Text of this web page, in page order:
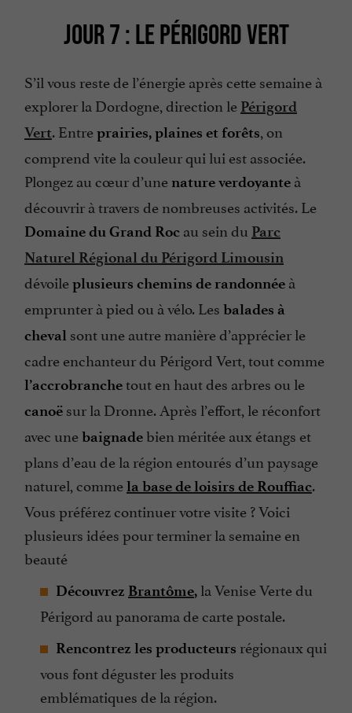
JOUR 7 : LE PÉRIGORD VERT
S’il vous reste de l’énergie après cette semaine à
explorer la Dordogne, direction le Périgord
Vert. Entreprairies, plaines et forêts, on
comprend vite la couleur qui lui est associée.
Plongez au cœur d’une nature verdoyante à
découvrir à travers de nombreuses activités. Le
Domaine du Grand Roc au sein du Parc
Naturel Régional du Périgord Limousin
dévoileplusieurs chemins de randonnée à
emprunter à pied ou à vélo. Les balades à
cheval sont une autre manière d’apprécier le
cadre enchanteur du Périgord Vert, tout comme
l’accrobranchetout en haut des arbres ou le
canoë sur la Dronne. Après l’effort, le réconfort
avec unebaignade bien méritée aux étangs et
plans d’eau de la région entourés d’un paysage
naturel, commela base de loisirs de Rouffiac.
Vous préférez continuer votre visite ? Voici
plusieurs idées pour terminer la semaine en
beauté
Découvrez Brantôme, la Venise Verte du
Périgord au panorama de carte postale.
Rencontrez les producteurs régionaux qui
vous font déguster les produits
emblématiques de la région.